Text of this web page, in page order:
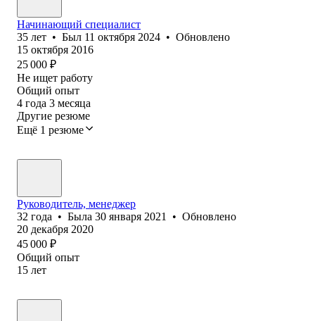
Начинающий специалист
35 лет • Был 11 октября 2024 • Обновлено
15 октября 2016
25 000 ₽
Не ищет работу
Общий опыт
4 года 3 месяца
Другие резюме
Ещё 1 резюме
Руководитель, менеджер
32 года • Была 30 января 2021 • Обновлено
20 декабря 2020
45 000 ₽
Общий опыт
15 лет